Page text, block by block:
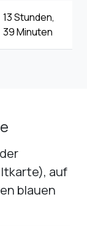
13 Stunden,
39 Minuten
auf
blauen